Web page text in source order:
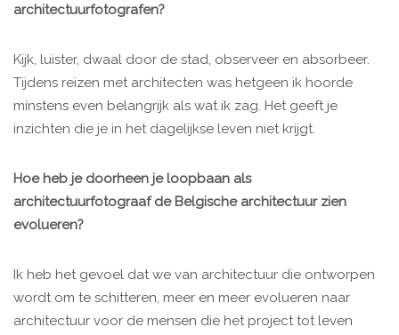
architectuurfotografen?
Kijk, luister, dwaal door de stad, observeer en absorbeer.
Tijdens reizen met architecten was hetgeen ik hoorde
minstens even belangrijk als wat ik zag. Het geeft je
inzichten die je in het dagelijkse leven niet krijgt.
Hoe heb je doorheen je loopbaan als
architectuurfotograaf de Belgische architectuur zien
evolueren?
Ik heb het gevoel dat we van architectuur die ontworpen
wordt om te schitteren, meer en meer evolueren naar
architectuur voor de mensen die het project tot leven